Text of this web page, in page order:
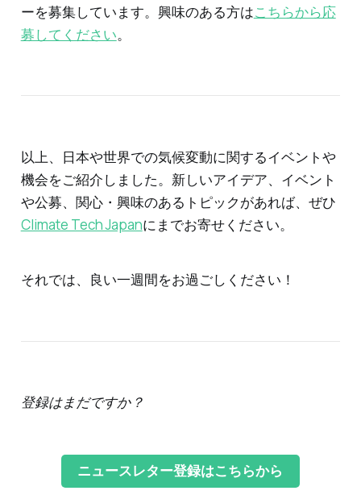
ーを募集しています。興味のある方はこちらから応
募してください。
以上、日本や世界での気候変動に関するイベントや
機会をご紹介しました。新しいアイデア、イベント
や公募、関心・興味のあるトピックがあれば、ぜひ
Climate Tech Japanにまでお寄せください。
それでは、良い一週間をお過ごしください！
登録はまだですか？
ニュースレター登録はこちらから